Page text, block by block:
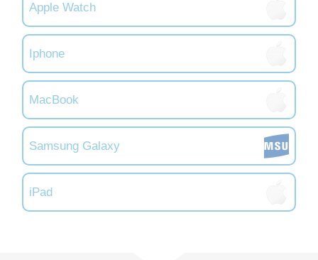
Apple Watch
Iphone
MacBook
Samsung Galaxy
iPad